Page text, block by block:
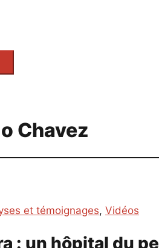
Chavez
et témoignages, Vidéos
: un hôpital du